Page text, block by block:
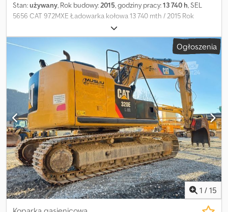
Stan:używany, Rok budowy:2015, godziny pracy:13 740 h, SEL
5656 CAT 972MXE Ładowarka kołowa 13 740 mth / 2015 Rok
produkcji: 2015 Przebieg (mth): 13 740 Numer VIN:
CAT0972MLEDW00376 M. BUFANO m. (Włoski, Angielski,
Niemiecki) J. CORDEIRO Dcedpfx Ajix D N Eebxjk j. (Portugalski,
Hiszpański, Włoski, Angielski) J. MARJANOVIC d. (Niemiecki,
Bośniacki) L. OBODYNSKA Ukraiński/українська, Rosyjski/русский
Mówimy w językach: DEUTSCH, ENGLISH, ITALIANO, ESPAÑOL,
RUSSIAN, PORTUGUÊS, POLSKI Dołożono wszelkich starań, aby
zapewnić poprawność informacji, jednak nie ponosimy
odpowiedzialności za ewentualne błędy lub pominięcia.
Uprzejmie prosimy klientów o zapoznanie się z dostępnymi
zdjęciami. Podane wymiary są wartościami orientacyjnymi.
Ogłoszenia
1 / 15